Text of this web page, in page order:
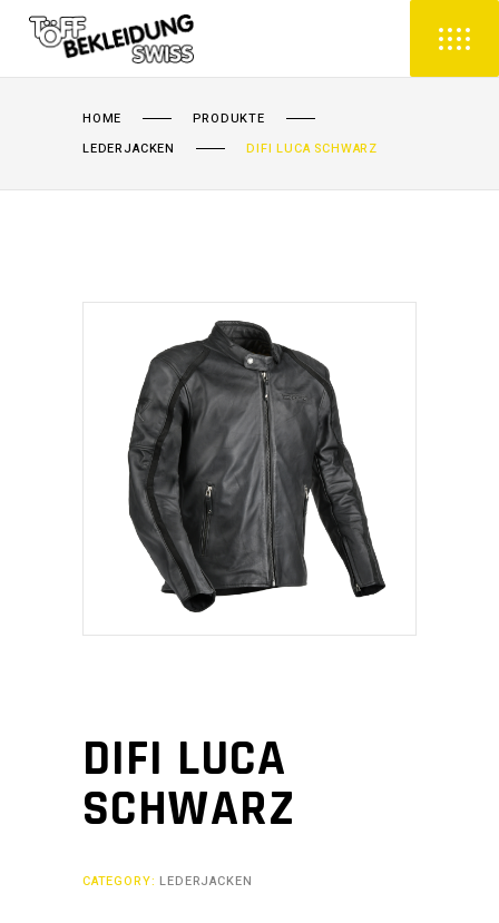
HOME
PRODUKTE
LEDERJACKEN
DIFI LUCA SCHWARZ
DIFI LUCA
SCHWARZ
CATEGORY: LEDERJACKEN